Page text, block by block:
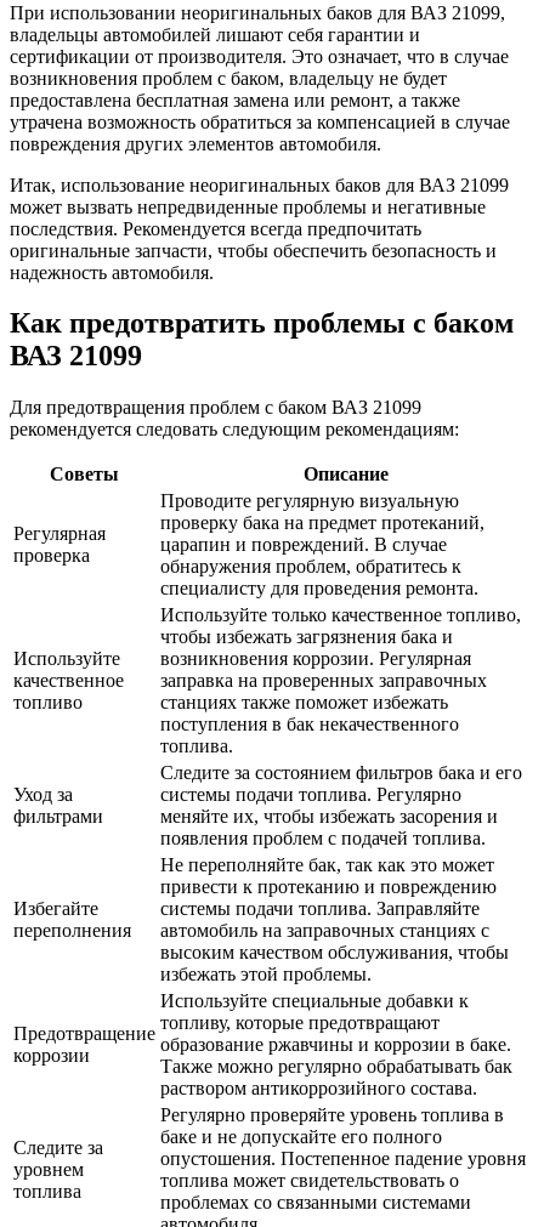
При использовании неоригинальных баков для ВАЗ 21099,
владельцы автомобилей лишают себя гарантии и
сертификации от производителя. Это означает, что в случае
возникновения проблем с баком, владельцу не будет
предоставлена бесплатная замена или ремонт, а также
утрачена возможность обратиться за компенсацией в случае
повреждения других элементов автомобиля.
Итак, использование неоригинальных баков для ВАЗ 21099
может вызвать непредвиденные проблемы и негативные
последствия. Рекомендуется всегда предпочитать
оригинальные запчасти, чтобы обеспечить безопасность и
надежность автомобиля.
Как предотвратить проблемы с баком
ВАЗ 21099
Для предотвращения проблем с баком ВАЗ 21099
рекомендуется следовать следующим рекомендациям:
Советы Описание
Регулярная
проверка
Проводите регулярную визуальную
проверку бака на предмет протеканий,
царапин и повреждений. В случае
обнаружения проблем, обратитесь к
специалисту для проведения ремонта.
Используйте
качественное
топливо
Используйте только качественное топливо,
чтобы избежать загрязнения бака и
возникновения коррозии. Регулярная
заправка на проверенных заправочных
станциях также поможет избежать
поступления в бак некачественного
топлива.
Уход за
фильтрами
Следите за состоянием фильтров бака и его
системы подачи топлива. Регулярно
меняйте их, чтобы избежать засорения и
появления проблем с подачей топлива.
Избегайте
переполнения
Не переполняйте бак, так как это может
привести к протеканию и повреждению
системы подачи топлива. Заправляйте
автомобиль на заправочных станциях с
высоким качеством обслуживания, чтобы
избежать этой проблемы.
Предотвращение
коррозии
Используйте специальные добавки к
топливу, которые предотвращают
образование ржавчины и коррозии в баке.
Также можно регулярно обрабатывать бак
раствором антикоррозийного состава.
Следите за
уровнем
топлива
Регулярно проверяйте уровень топлива в
баке и не допускайте его полного
опустошения. Постепенное падение уровня
топлива может свидетельствовать о
проблемах со связанными системами